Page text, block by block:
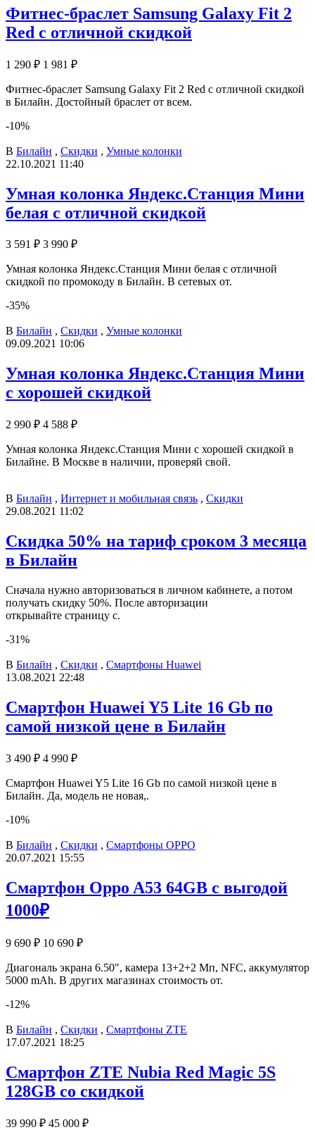
Фитнес-браслет Samsung Galaxy Fit 2
Red с отличной скидкой
1 290 ₽ 1 981 ₽
Фитнес-браслет Samsung Galaxy Fit 2 Red с отличной скидкой
в Билайн. Достойный браслет от всем.
-10%
В Билайн , Скидки , Умные колонки
22.10.2021 11:40
Умная колонка Яндекс.Станция Мини
белая с отличной скидкой
3 591 ₽ 3 990 ₽
Умная колонка Яндекс.Станция Мини белая с отличной
скидкой по промокоду в Билайн. В сетевых от.
-35%
В Билайн , Скидки , Умные колонки
09.09.2021 10:06
Умная колонка Яндекс.Станция Мини
с хорошей скидкой
2 990 ₽ 4 588 ₽
Умная колонка Яндекс.Станция Мини с хорошей скидкой в
Билайне. В Москве в наличии, проверяй свой.
В Билайн , Интернет и мобильная связь , Скидки
29.08.2021 11:02
Скидка 50% на тариф сроком 3 месяца
в Билайн
Сначала нужно авторизоваться в личном кабинете, а потом
получать скидку 50%. После авторизации
открывайте страницу с.
-31%
В Билайн , Скидки , Смартфоны Huawei
13.08.2021 22:48
Смартфон Huawei Y5 Lite 16 Gb по
самой низкой цене в Билайн
3 490 ₽ 4 990 ₽
Смартфон Huawei Y5 Lite 16 Gb по самой низкой цене в
Билайн. Да, модель не новая,.
-10%
В Билайн , Скидки , Смартфоны OPPO
20.07.2021 15:55
Смартфон Oppo A53 64GB с выгодой
1000₽
9 690 ₽ 10 690 ₽
Диагональ экрана 6.50", камера 13+2+2 Мп, NFC, аккумулятор
5000 mAh. В других магазинах стоимость от.
-12%
В Билайн , Скидки , Смартфоны ZTE
17.07.2021 18:25
Смартфон ZTE Nubia Red Magic 5S
128GB со скидкой
39 990 ₽ 45 000 ₽